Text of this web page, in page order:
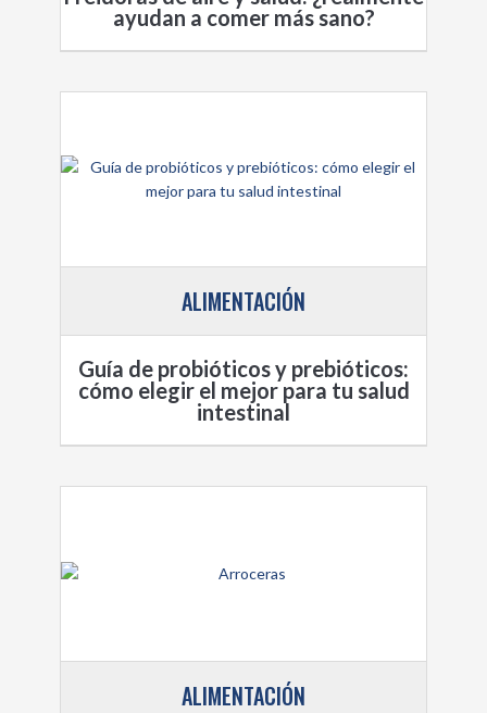
ayudan a comer más sano?
ALIMENTACIÓN
Guía de probióticos y prebióticos:
cómo elegir el mejor para tu salud
intestinal
ALIMENTACIÓN